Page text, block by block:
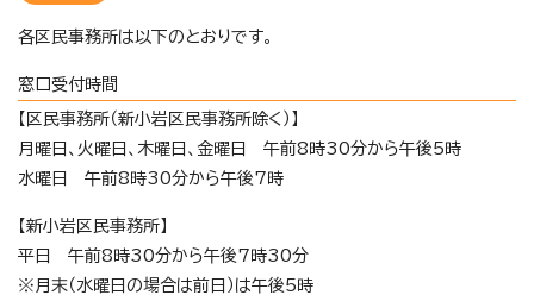
各区民事務所は以下のとおりです。
窓口受付時間
【区民事務所（新小岩区民事務所除く）】
月曜日、火曜日、木曜日、金曜日 午前8時30分から午後5時
水曜日 午前8時30分から午後7時
【新小岩区民事務所】
平日 午前8時30分から午後7時30分
※月末（水曜日の場合は前日）は午後5時